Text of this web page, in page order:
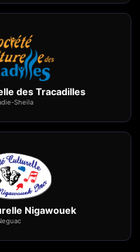
des Tracadilles
Sheila
Nigawouek